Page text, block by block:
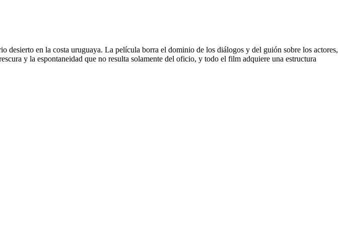
desierto en la costa uruguaya. La película borra el dominio de los diálogos y del guión sobre los actores,
y la espontaneidad que no resulta solamente del oficio, y todo el film adquiere una estructura